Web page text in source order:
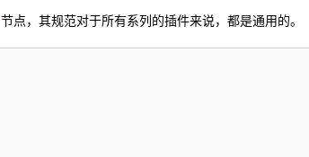
节点，其规范对于所有系列的插件来说，都是通用的。